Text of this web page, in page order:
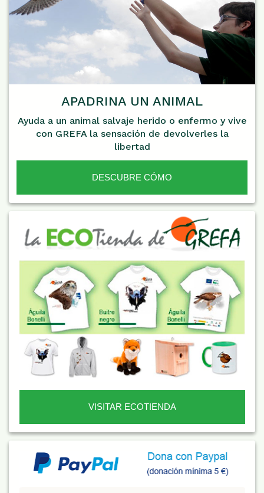
APADRINA UN ANIMAL
Ayuda a un animal salvaje herido o enfermo y vive
con GREFA la sensación de devolverles la
libertad
DESCUBRE CÓMO
VISITAR ECOTIENDA